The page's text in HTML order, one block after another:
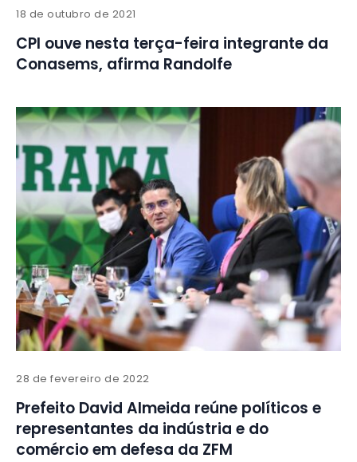
18 de outubro de 2021
CPI ouve nesta terça-feira integrante da
Conasems, afirma Randolfe
28 de fevereiro de 2022
Prefeito David Almeida reúne políticos e
representantes da indústria e do
comércio em defesa da ZFM